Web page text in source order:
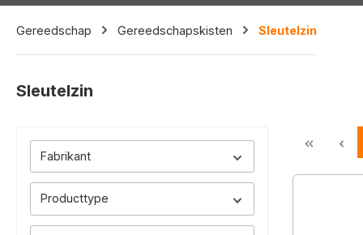
Gereedschap Gereedschapskisten Sleutelzin
Sleutelzin
Fabrikant
Producttype